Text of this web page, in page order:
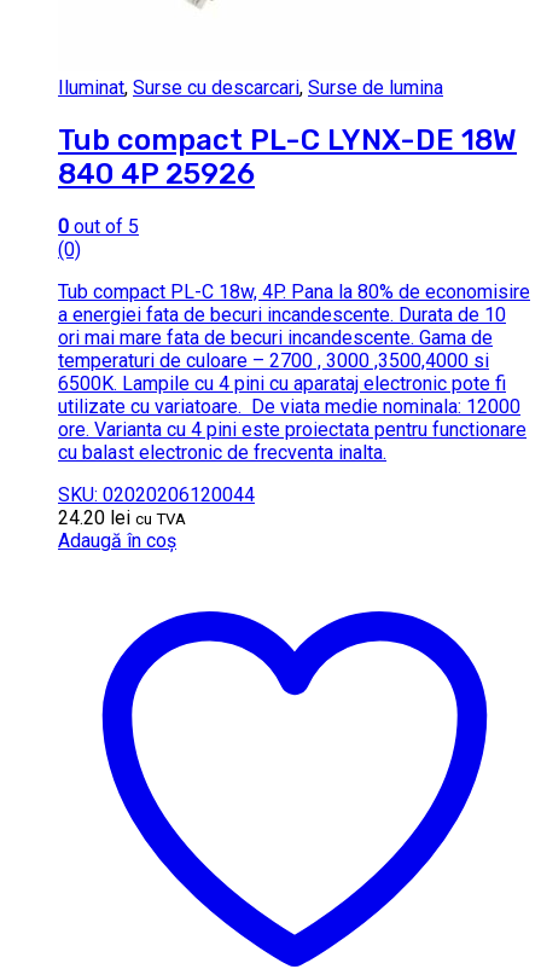
Iluminat, Surse cu descarcari, Surse de lumina
Tub compact PL-C LYNX-DE 18W
840 4P 25926
0 out of 5
(0)
Tub compact PL-C 18w, 4P. Pana la 80% de economisire
a energiei fata de becuri incandescente. Durata de 10
ori mai mare fata de becuri incandescente. Gama de
temperaturi de culoare – 2700 , 3000 ,3500,4000 si
6500K. Lampile cu 4 pini cu aparataj electronic pote fi
utilizate cu variatoare. De viata medie nominala: 12000
ore. Varianta cu 4 pini este proiectata pentru functionare
cu balast electronic de frecventa inalta.
SKU: 02020206120044
24.20 lei cu TVA
Adaugă în coș